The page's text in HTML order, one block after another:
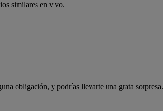
similares en vivo.
obligación, y podrías llevarte una grata sorpresa.